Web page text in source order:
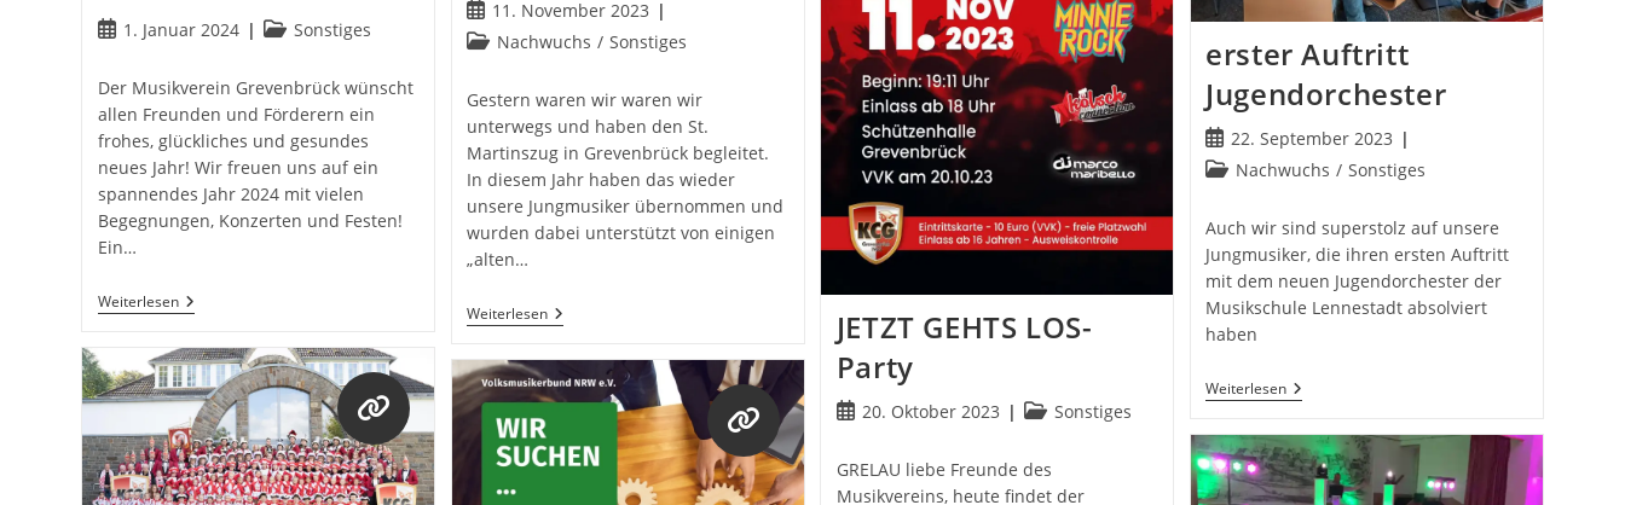
Beitrag1. Januar 2024
Beitrags-
Sonstiges
Der Musikverein Grevenbrück wünscht
allen Freunden und Förderern ein
frohes, glückliches und gesundes
neues Jahr! Wir freuen uns auf ein
spannendes Jahr 2024 mit vielen
Begegnungen, Konzerten und Festen!
Ein…
WeiterlesenFrohes
Neues!
Beitrag
veröffentlicht:
11. November 2023
Beitrags-
Nachwuchs / Sonstiges
Gestern waren wir waren wir
unterwegs und haben den St.
Martinszug in Grevenbrück begleitet.
In diesem Jahr haben das wieder
unsere Jungmusiker übernommen und
wurden dabei unterstützt von einigen
„alten…
WeiterlesenMartinszug
2023
JETZT GEHTS LOS-
Party
Beitrag
20. Oktober 2023
Beitrags-
Sonstiges
GRELAU liebe Freunde des
Musikvereins, heute findet der
erster Auftritt
Jugendorchester
Beitrag
veröffentlicht:
22. September 2023
Beitrags-
Nachwuchs / Sonstiges
Auch wir sind superstolz auf unsere
Jungmusiker, die ihren ersten Auftritt
mit dem neuen Jugendorchester der
Musikschule Lennestadt absolviert
haben
WeiterlesenErster
Auftritt
Öffnet
in
einem
neuen
Öffnet
in
einem
neuen